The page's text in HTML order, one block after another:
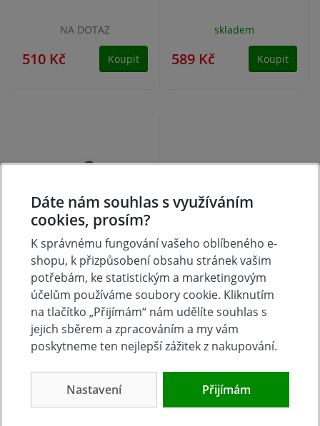
NA DOTAZ
510 Kč Koupit
skladem
589 Kč Koupit
XTLINE Pistole
celokovová teflonová
na PU pěny | 330 mm
skladem
495 Kč Koupit
Dáte nám souhlas s využíváním
cookies, prosím?
K správnému fungování vašeho oblíbeného e-
shopu, k přizpůsobení obsahu stránek vašim
potřebám, ke statistickým a marketingovým
účelům používáme soubory cookie. Kliknutím
na tlačítko „Přijímám“ nám udělíte souhlas s
jejich sběrem a zpracováním a my vám
poskytneme ten nejlepší zážitek z nakupování.
Nastavení Přijímám